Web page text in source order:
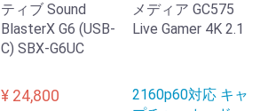
ティブ Sound
BlasterX G6 (USB-
C) SBX-G6UC
¥ 24,800
メディア GC575
Live Gamer 4K 2.1
2160p60対応 キャ